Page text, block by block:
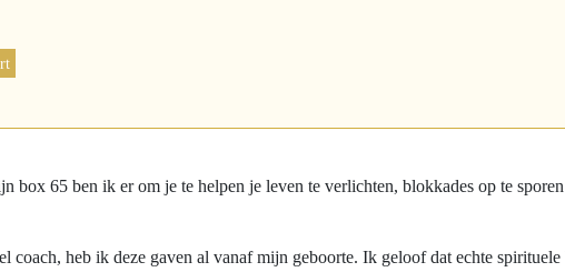
box 65 ben ik er om je te helpen je leven te verlichten, blokkades op te
coach, heb ik deze gaven al vanaf mijn geboorte. Ik geloof dat echte